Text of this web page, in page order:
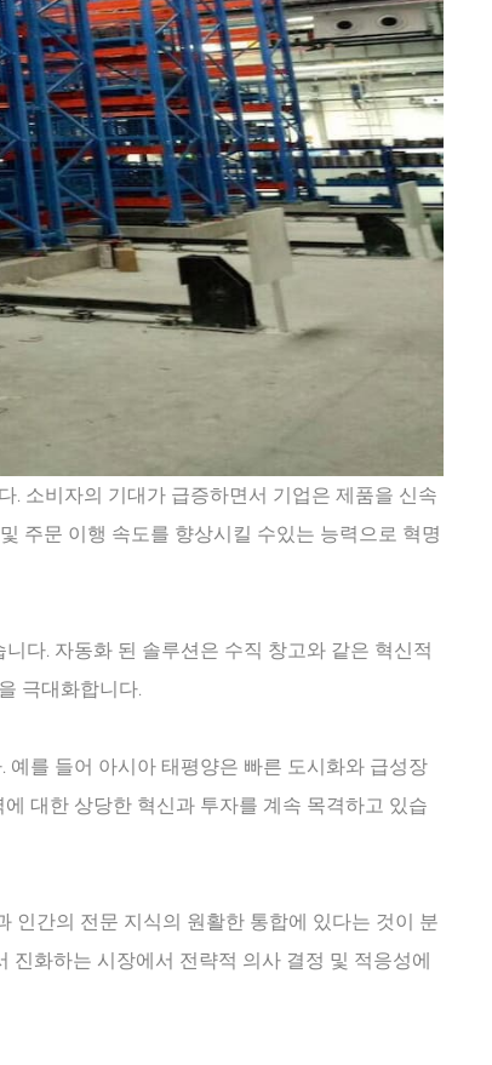
. 소비자의 기대가 급증하면서 기업은 제품을 신속
주문 이행 속도를 향상시킬 수있는 능력으로 혁명
다. 자동화 된 솔루션은 수직 창고와 같은 혁신적
극대화합니다.
를 들어 아시아 태평양은 빠른 도시화와 급성장
대한 상당한 혁신과 투자를 계속 목격하고 있습
인간의 전문 지식의 원활한 통합에 있다는 것이 분
진화하는 시장에서 전략적 의사 결정 및 적응성에